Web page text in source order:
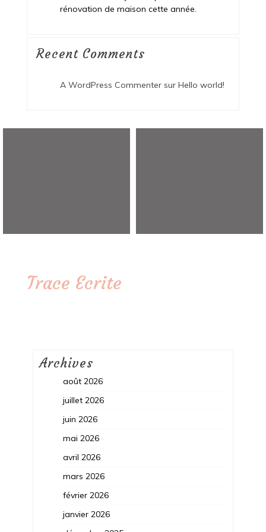
rénovation de maison cette année.
Recent Comments
A WordPress Commentersur Hello world!
Trace Ecrite
Archives
août 2026
juillet 2026
juin 2026
mai 2026
avril 2026
mars 2026
février 2026
janvier 2026